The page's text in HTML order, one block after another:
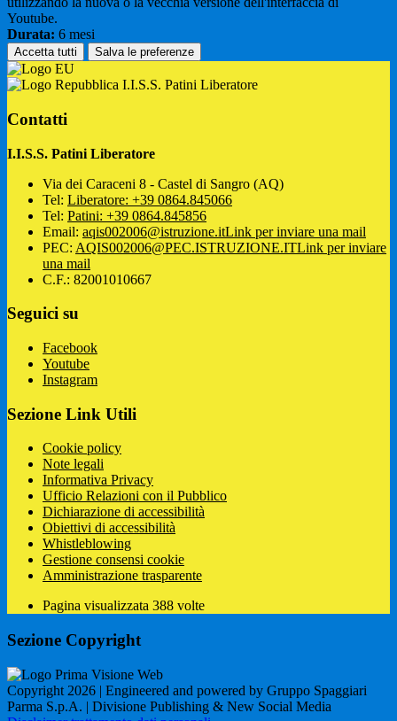
Youtube.
Durata: 6 mesi
Accetta tutti Salva le preferenze
I.I.S.S. Patini Liberatore
Contatti
I.I.S.S. Patini Liberatore
Via dei Caraceni 8 - Castel di Sangro (AQ)
Tel: Liberatore: +39 0864.845066
Tel: Patini: +39 0864.845856
Email: aqis002006@istruzione.itLink per inviare una mail
PEC: AQIS002006@PEC.ISTRUZIONE.ITLink per inviare
una mail
C.F.: 82001010667
Seguici su
Facebook
Youtube
Instagram
Sezione Link Utili
Cookie policy
Note legali
Informativa Privacy
Ufficio Relazioni con il Pubblico
Dichiarazione di accessibilità
Obiettivi di accessibilità
Whistleblowing
Gestione consensi cookie
Amministrazione trasparente
Pagina visualizzata 388 volte
Sezione Copyright
Copyright 2026 | Engineered and powered by Gruppo Spaggiari
Parma S.p.A. | Divisione Publishing & New Social Media